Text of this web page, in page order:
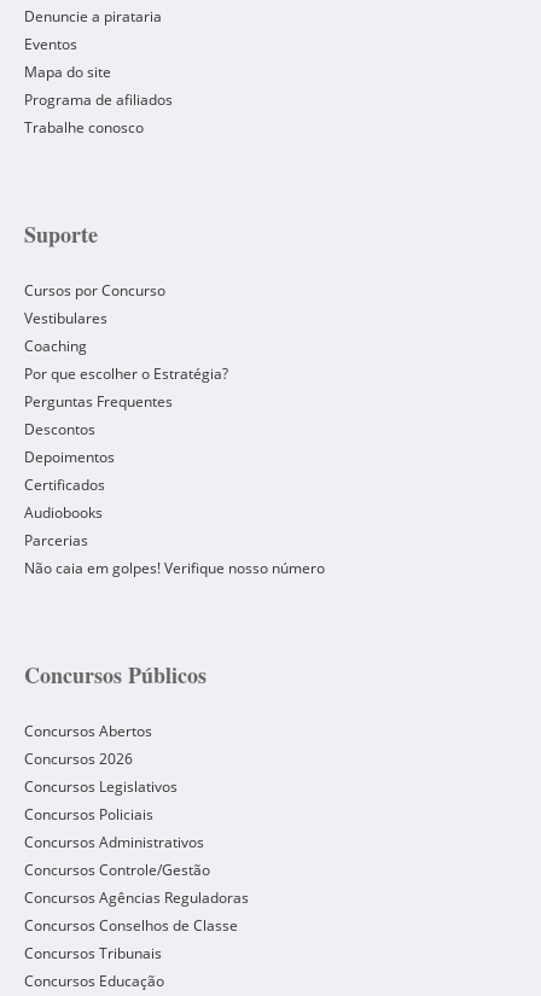
Denuncie a pirataria
Eventos
Mapa do site
Programa de afiliados
Trabalhe conosco
Suporte
Cursos por Concurso
Vestibulares
Coaching
Por que escolher o Estratégia?
Perguntas Frequentes
Descontos
Depoimentos
Certificados
Audiobooks
Parcerias
Não caia em golpes! Verifique nosso número
Concursos Públicos
Concursos Abertos
Concursos 2026
Concursos Legislativos
Concursos Policiais
Concursos Administrativos
Concursos Controle/Gestão
Concursos Agências Reguladoras
Concursos Conselhos de Classe
Concursos Tribunais
Concursos Educação